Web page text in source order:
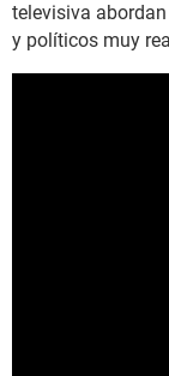
televisiva
y políticos muy